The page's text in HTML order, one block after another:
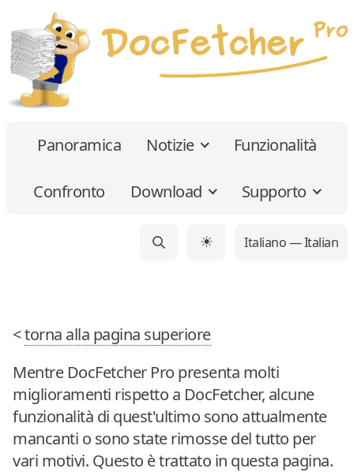
Panoramica Notizie Funzionalità
Confronto Download Supporto
☀ Italiano — Italian
<torna alla pagina superiore
Mentre DocFetcher Pro presenta molti
miglioramenti rispetto a DocFetcher, alcune
funzionalità di quest'ultimo sono attualmente
mancanti o sono state rimosse del tutto per
vari motivi. Questo è trattato in questa pagina.